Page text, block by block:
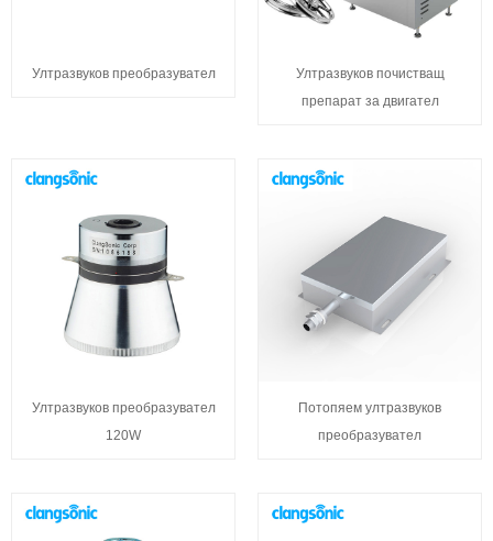
Ултразвуков преобразувател
Ултразвуков почистващ
препарат за двигател
Ултразвуков преобразувател
120W
Потопяем ултразвуков
преобразувател